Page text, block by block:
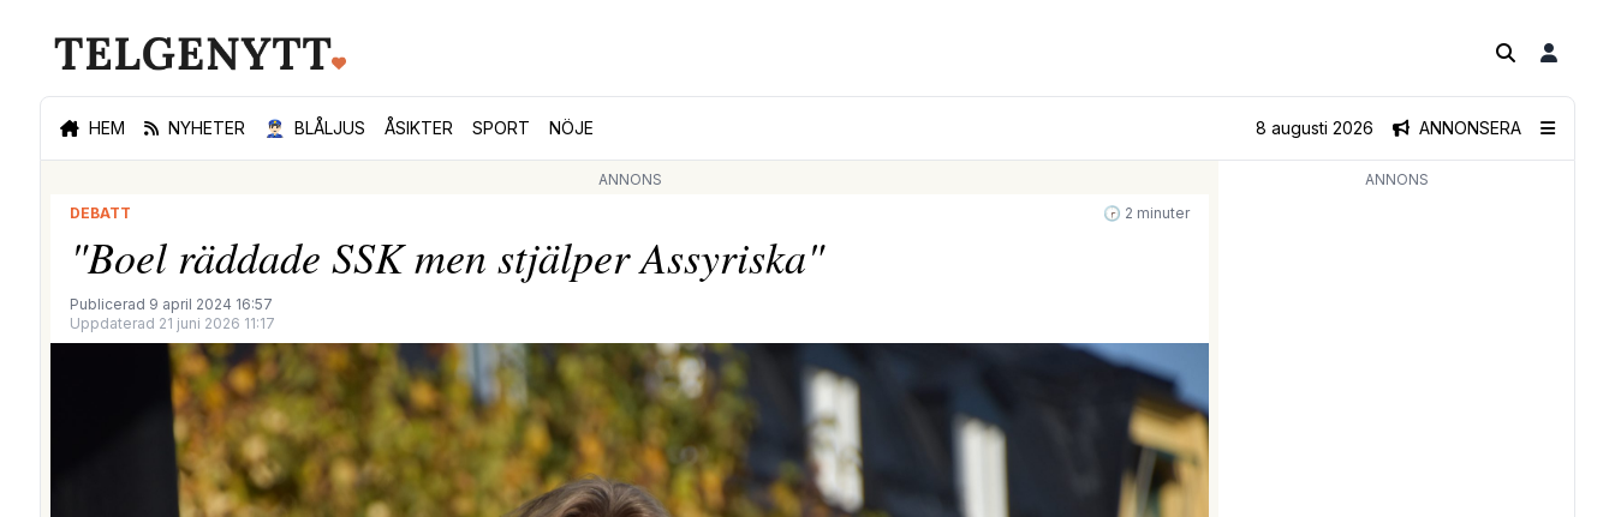
HEM NYHETER 👮🏻‍♂️ BLÅLJUS ÅSIKTER SPORT NÖJE ANNONSERA
8 augusti 2026
ANNONS
DEBATT
🕝 2 minuter
"Boel räddade SSK men stjälper Assyriska"
Publicerad 9 april 2024 16:57
Uppdaterad 21 juni 2026 11:17
ANNONS